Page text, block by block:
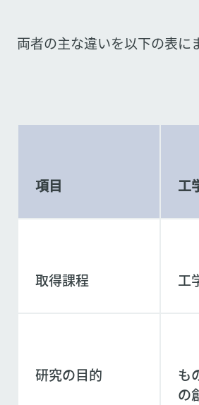
両者の主な違いを以下の表に
項目 工
取得課程 工
研究の目的
も
の